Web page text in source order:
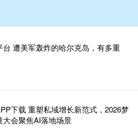
台 遭美军轰炸的哈尔克岛，有多重
下载 重塑私域增长新范式，2026梦
大会聚焦AI落地场景